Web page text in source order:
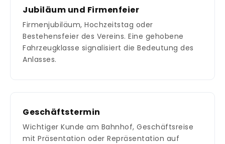
Jubiläum und Firmenfeier
Firmenjubiläum, Hochzeitstag oder
Bestehensfeier des Vereins. Eine gehobene
Fahrzeugklasse signalisiert die Bedeutung des
Anlasses.
Geschäftstermin
Wichtiger Kunde am Bahnhof, Geschäftsreise
mit Präsentation oder Repräsentation auf